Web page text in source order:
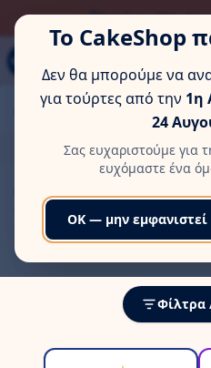
Το CakeShop
Δεν θα μπορούμε να
για τούρτες από την 1η
24
Σας ευχαριστούμε για
ευχόμαστε ένα
OK — μην
Δωρεάν
Τηλ:
Παπάγου 80Α,
MENU
Αρχική/Τούρτες Γενεθλιών/
Τούρτες
παραμύθι. Εξυπηρετούμε
Νεάποληκαι όλη τη
δείτε τις
Φίλτρα